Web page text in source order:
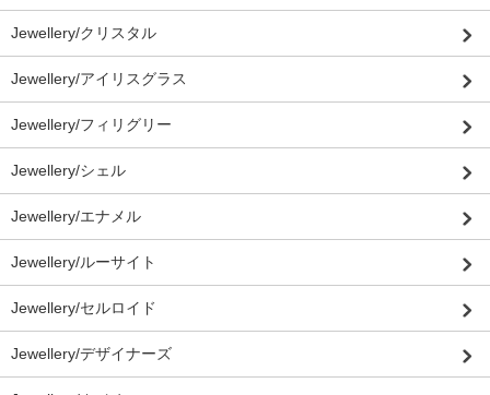
Jewellery/クリスタル
Jewellery/アイリスグラス
Jewellery/フィリグリー
Jewellery/シェル
Jewellery/エナメル
Jewellery/ルーサイト
Jewellery/セルロイド
Jewellery/デザイナーズ